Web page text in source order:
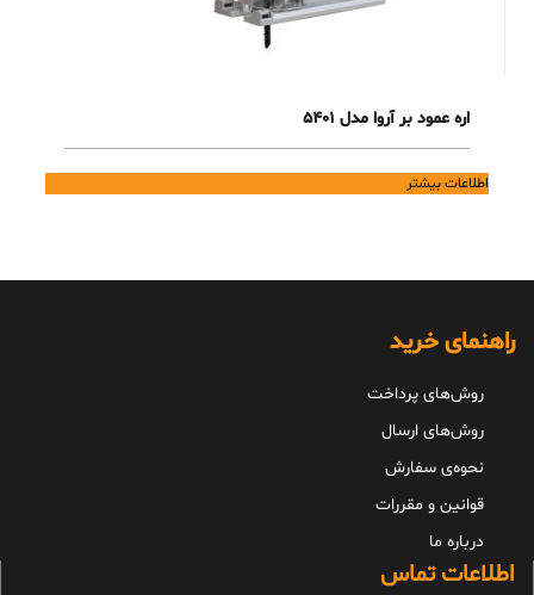
اره عمود بر آروا مدل 5401
اطلاعات بیشتر
راهنمای خرید
روش‌های پرداخت
روش‌های ارسال
نحوه‌ی سفارش
قوانین و مقررات
درباره ما
اطلاعات تماس